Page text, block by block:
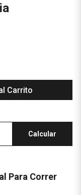
Carrito
Calcular
Para Correr